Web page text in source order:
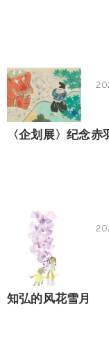
〈企划展〉纪念
知弘的风花雪月